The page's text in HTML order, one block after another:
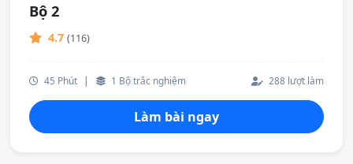
Bộ 2
4.7 (116)
45 Phút | 1 Bộ trắc nghiệm 288 lượt làm
Làm bài ngay